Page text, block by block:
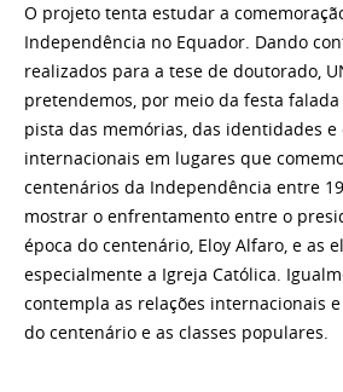
O projeto tenta estudar a
Independência no Equador. Dando
realizados para a tese de doutorado,
pretendemos, por meio da festa
pista das memórias, das identidades e
internacionais em lugares que
centenários da Independência entre
mostrar o enfrentamento entre o
época do centenário, Eloy Alfaro, e as
especialmente a Igreja Católica.
contempla as relações internacionais
do centenário e as classes populares.